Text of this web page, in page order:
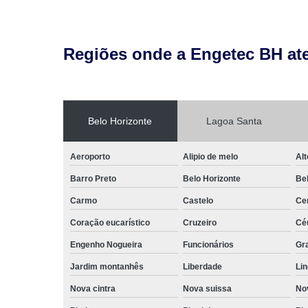
Regiões onde a Engetec BH
Belo Horizonte Lagoa Santa
Aeroporto Alipio de melo
Barro Preto Belo Horizonte
Carmo Castelo
Coração eucarístico Cruzeiro
Engenho Nogueira Funcionários
Jardim montanhês Liberdade
Nova cintra Nova suissa